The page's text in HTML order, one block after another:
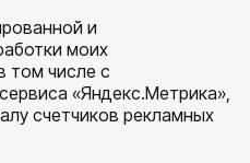
и
моих
том числе с
«Яндекс.Метрика»,
счетчиков рекламных